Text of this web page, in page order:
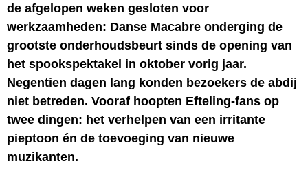
de afgelopen weken gesloten voor
werkzaamheden: Danse Macabre onderging de
grootste onderhoudsbeurt sinds de opening van
het spookspektakel in oktober vorig jaar.
Negentien dagen lang konden bezoekers de abdij
niet betreden. Vooraf hoopten Efteling-fans op
twee dingen: het verhelpen van een irritante
pieptoon én de toevoeging van nieuwe
muzikanten.